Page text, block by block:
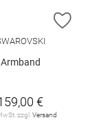
HINZUFÜGEN
ZUR
Armband
€
zzgl. Versand